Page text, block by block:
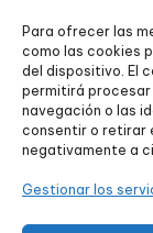
Para ofrecer las
como las cookies
del dispositivo. El
permitirá
navegación o las
consentir o retirar
negativamente a
Gestionar los
Políticas
FAQ Avisos
Política de envío
Nuestros